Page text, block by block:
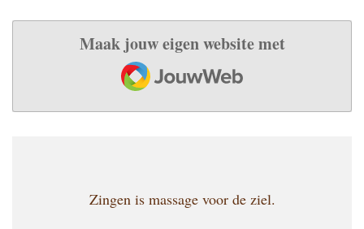
Maak jouw eigen website met
JouwWeb
Zingen is massage voor de ziel.